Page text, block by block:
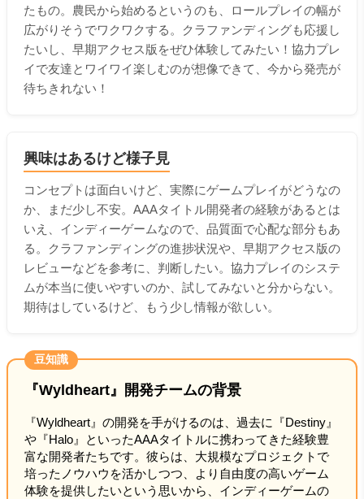
たもの。農民から始めるというのも、ロールプレイの幅が
広がりそうでワクワクする。クラファンディングも応援し
たいし、早期アクセス版をぜひ体験してみたい！協力プレ
イで友達とワイワイ楽しむのが想像できて、今から発売が
待ちきれない！
興味はあるけど様子見
コンセプトは面白いけど、実際にゲームプレイがどうなの
か、まだ少し不安。AAAタイトル開発者の経験があるとは
いえ、インディーゲームなので、品質面で心配な部分もあ
る。クラファンディングの進捗状況や、早期アクセス版の
レビューなどを参考に、判断したい。協力プレイのシステ
ムが本当に使いやすいのか、試してみないと分からない。
期待はしているけど、もう少し情報が欲しい。
豆知識
『Wyldheart』開発チームの背景
『Wyldheart』の開発を手がけるのは、過去に『Destiny』
や『Halo』といったAAAタイトルに携わってきた経験豊
富な開発者たちです。彼らは、大規模なプロジェクトで
培ったノウハウを活かしつつ、より自由度の高いゲーム
体験を提供したいという思いから、インディーゲームの